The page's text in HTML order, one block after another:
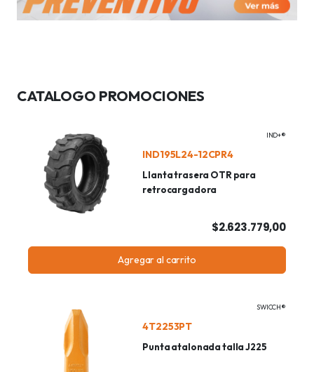
CATALOGO PROMOCIONES
IND+®
IND195L24-12CPR4
Llanta trasera OTR para
retrocargadora
$2.623.779,00
Agregar al carrito
SWICCH®
4T2253PT
Punta atalonada talla J225